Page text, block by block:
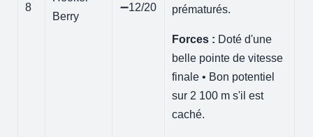
8
Berry
➖12/20 prématurés.
Forces : Doté d'une
belle pointe de vitesse
finale • Bon potentiel
sur 2 100 m s'il est
caché.